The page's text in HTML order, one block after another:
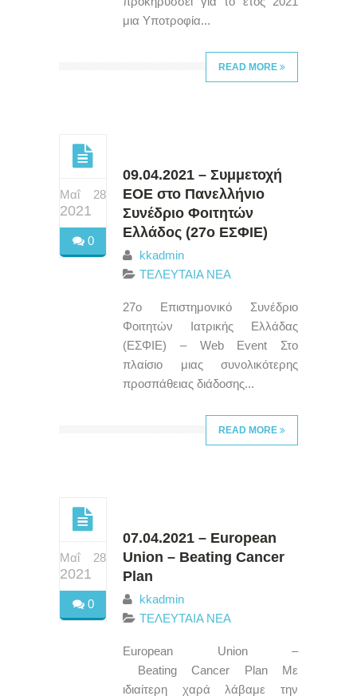
μια Υποτροφία...
READ MORE
Μαΐ 28
2021
0
09.04.2021 – Συμμετοχή
ΕΟΕ στο Πανελλήνιο
Συνέδριο Φοιτητών
Ελλάδος (27ο ΕΣΦΙΕ)
kkadmin
ΤΕΛΕΥΤΑΙΑ ΝΕΑ
27ο Επιστημονικό Συνέδριο
Φοιτητών Ιατρικής Ελλάδας
(ΕΣΦΙΕ) – Web Event Στο
πλαίσιο μιας συνολικότερης
προσπάθειας διάδοσης...
READ MORE
Μαΐ 28
2021
0
07.04.2021 – European
Union – Beating Cancer
Plan
kkadmin
ΤΕΛΕΥΤΑΙΑ ΝΕΑ
European Union –
Beating Cancer Plan Με
ιδιαίτερη χαρά λάβαμε την